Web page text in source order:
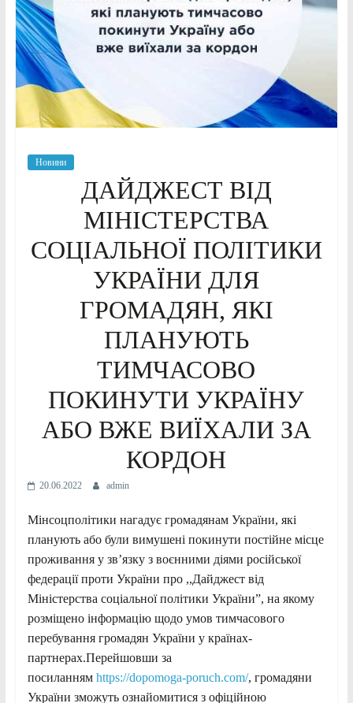
Новини
ДАЙДЖЕСТ ВІД
МІНІСТЕРСТВА
СОЦІАЛЬНОЇ ПОЛІТИКИ
УКРАЇНИ ДЛЯ
ГРОМАДЯН, ЯКІ
ПЛАНУЮТЬ
ТИМЧАСОВО
ПОКИНУТИ УКРАЇНУ
АБО ВЖЕ ВИЇХАЛИ ЗА
КОРДОН
20.06.2022 admin
Мінсоцполітики нагадує громадянам України, які
планують або були вимушені покинути постійне місце
проживання у зв’язку з воєнними діями російської
федерації проти України про ,,Дайджест від
Міністерства соціальної політики України”, на якому
розміщено інформацію щодо умов тимчасового
перебування громадян України у країнах-
партнерах.Перейшовши за
посиланням https://dopomoga-poruch.com/, громадяни
України зможуть ознайомитися з офіційною